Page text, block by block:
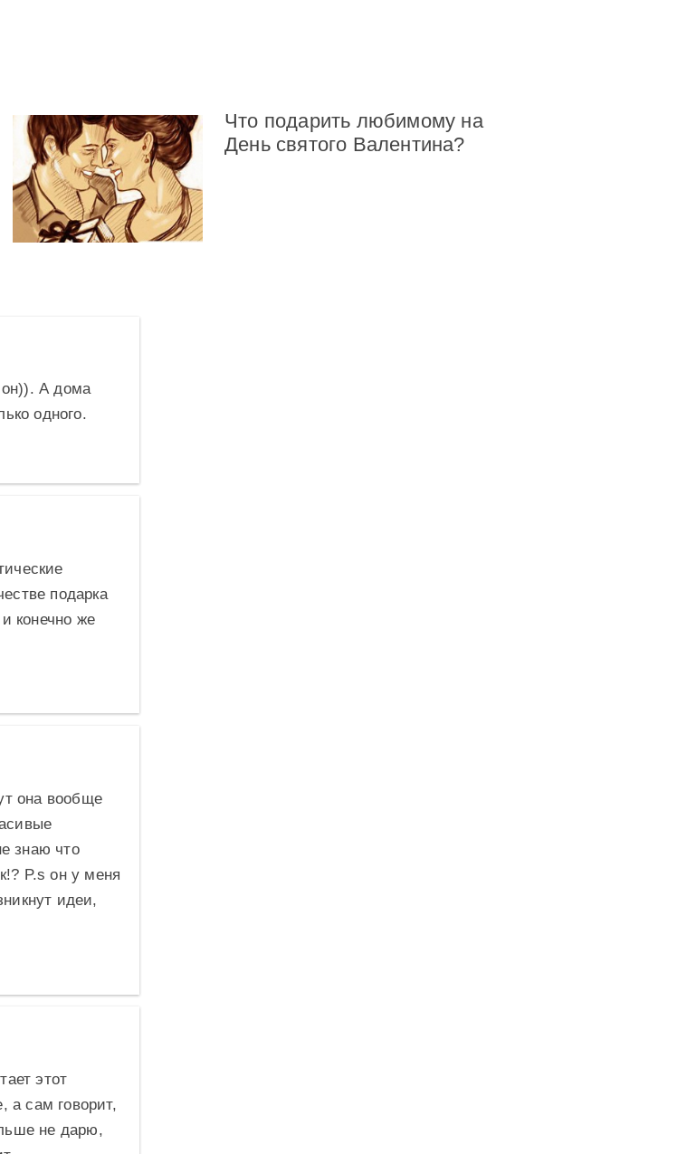
Что подарить любимому на
День святого Валентина?
А дома
одного.
подарка
конечно же
она вообще
знаю что
P.s он у меня
идеи,
этот
а сам говорит,
не дарю,